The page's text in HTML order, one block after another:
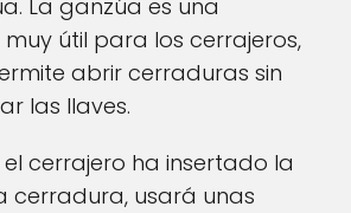
La ganzúa es una
útil para los cerrajeros,
abrir cerraduras sin
las llaves.
el cerrajero ha insertado la
cerradura, usará unas